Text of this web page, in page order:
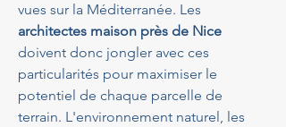
vues sur la Méditerranée. Les
architectes maison près de Nice
doivent donc jongler avec ces
particularités pour maximiser le
potentiel de chaque parcelle de
terrain. L'environnement naturel, les